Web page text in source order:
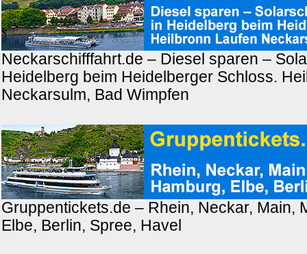
Neckarschifffahrt.de – Diesel sparen –
Heidelberg beim Heidelberger Schloss.
Neckarsulm, Bad Wimpfen
Gruppentickets.de – Rhein, Neckar, Main,
Elbe, Berlin, Spree, Havel